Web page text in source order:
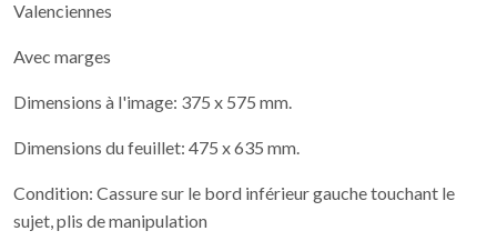
Valenciennes
Avec marges
Dimensions à l'image: 375 x 575 mm.
Dimensions du feuillet: 475 x 635 mm.
Condition: Cassure sur le bord inférieur gauche touchant le
sujet, plis de manipulation